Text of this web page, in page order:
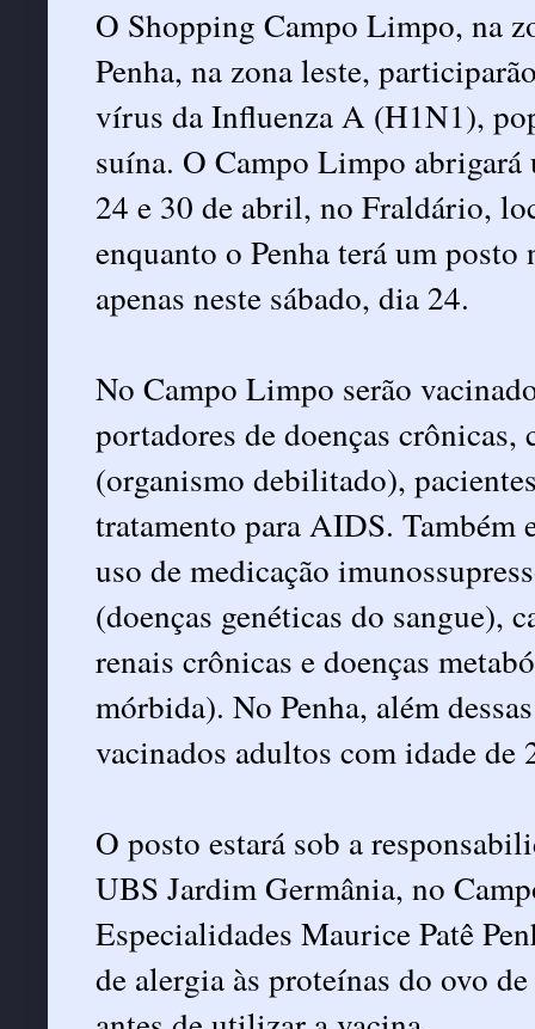
O Shopping Campo Limpo, na
Penha, na zona leste,
vírus da Influenza A (H1N1),
suína. O Campo Limpo abrigará
24 e 30 de abril, no Fraldário,
enquanto o Penha terá um
apenas neste sábado, dia 24.
No Campo Limpo serão
portadores de doenças
(organismo debilitado),
tratamento para AIDS. Também
uso de medicação
(doenças genéticas do sangue),
renais crônicas e doenças
mórbida). No Penha, além
vacinados adultos com idade de
O posto estará sob a
UBS Jardim Germânia, no
Especialidades Maurice Patê
de alergia às proteínas do ovo